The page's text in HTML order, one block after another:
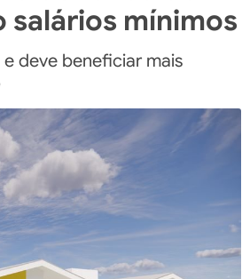
salários mínimos
deve beneficiar mais